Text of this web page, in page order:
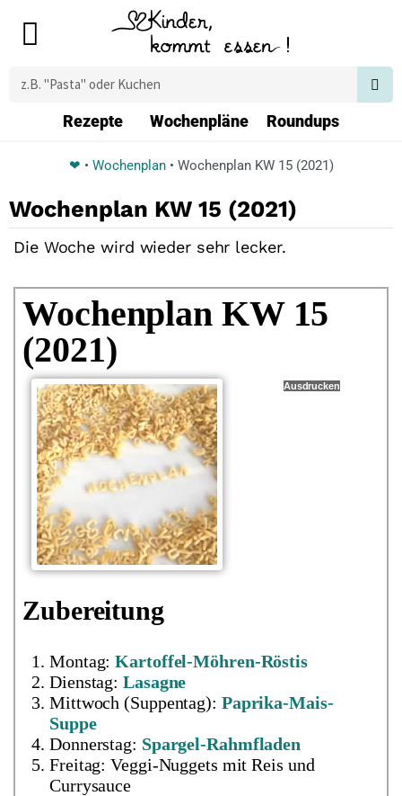
Main
Suche
Rezepte Wochenpläne Roundups
❤ • Wochenplan• Wochenplan KW 15 (2021)
Wochenplan KW 15 (2021)
Die Woche wird wieder sehr lecker.
Wochenplan KW 15
(2021)
Ausdrucken
Zubereitung
Montag:Kartoffel-Möhren-Röstis
Dienstag: Lasagne
Mittwoch (Suppentag): Paprika-Mais-
Suppe
Donnerstag: Spargel-Rahmfladen
Freitag: Veggi-Nuggets mit Reis und
Currysauce